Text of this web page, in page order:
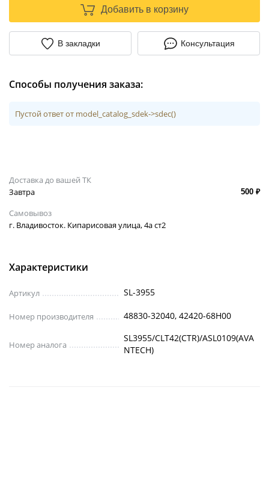
Добавить в корзину
В закладки Консультация
Способы получения заказа:
Пустой ответ от model_catalog_sdek->sdec()
Доставка до вашей ТК
Завтра
500 ₽
Самовывоз
г. Владивосток. Кипарисовая улица, 4а ст2
Характеристики
Артикул SL-3955
Номер производителя 48830-32040, 42420-68H00
Номер аналога
SL3955/CLT42(CTR)/ASL0109(AVA
NTECH)